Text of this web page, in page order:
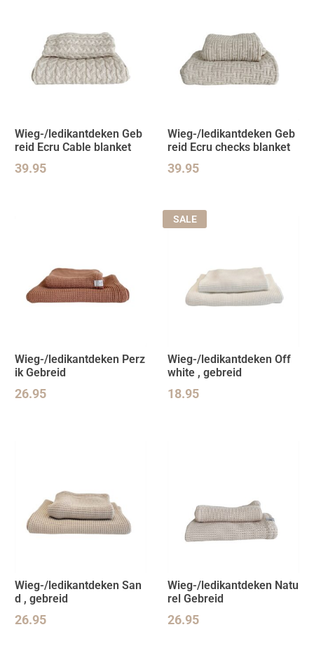
Wieg-/ledikantdeken Geb
reid Ecru Cable blanket
39.95
Wieg-/ledikantdeken Geb
reid Ecru checks blanket
39.95
Wieg-/ledikantdeken Perz
ik Gebreid
26.95
SALE
Wieg-/ledikantdeken Off
white , gebreid
18.95
Wieg-/ledikantdeken San
d , gebreid
26.95
Wieg-/ledikantdeken Natu
rel Gebreid
26.95